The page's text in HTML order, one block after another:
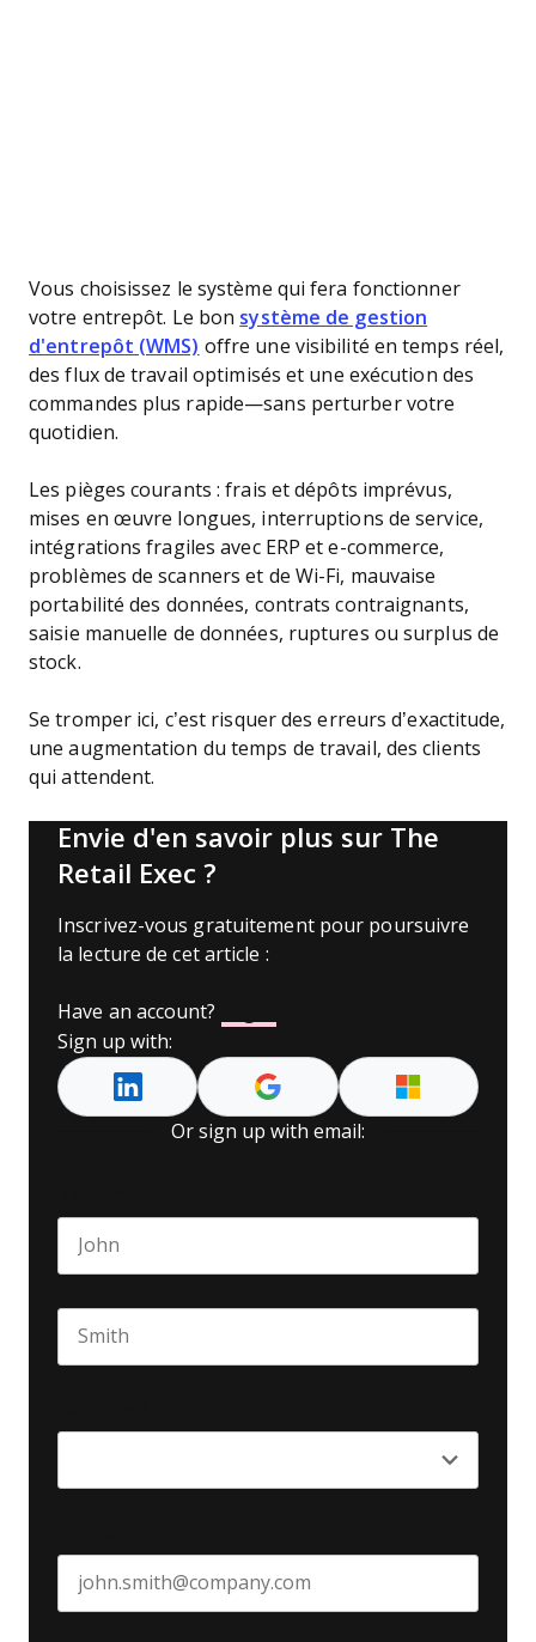
Vous choisissez le système qui fera fonctionner
votre entrepôt. Le bon système de gestion
d'entrepôt (WMS) offre une visibilité en temps réel,
des flux de travail optimisés et une exécution des
commandes plus rapide—sans perturber votre
quotidien.
Les pièges courants : frais et dépôts imprévus,
mises en œuvre longues, interruptions de service,
intégrations fragiles avec ERP et e-commerce,
problèmes de scanners et de Wi-Fi, mauvaise
portabilité des données, contrats contraignants,
saisie manuelle de données, ruptures ou surplus de
stock.
Se tromper ici, c’est risquer des erreurs d’exactitude,
une augmentation du temps de travail, des clients
qui attendent.
Envie d'en savoir plus sur The
Retail Exec ?
Inscrivez-vous gratuitement pour poursuivre
la lecture de cet article :
Have an account?
Sign up with:
Or sign up with email: